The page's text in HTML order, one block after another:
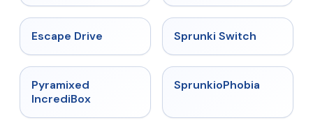
Escape Drive ★
Sprunki Switch
Pyramixed
IncrediBox
★
SprunkioPhobia